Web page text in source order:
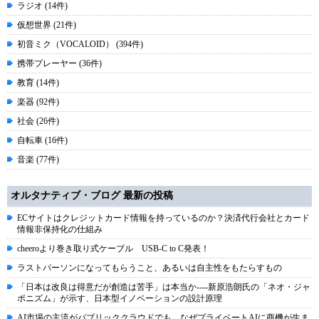
ラジオ (14件)
仮想世界 (21件)
初音ミク（VOCALOID） (394件)
携帯プレーヤー (36件)
教育 (14件)
楽器 (92件)
社会 (26件)
自転車 (16件)
音楽 (77件)
オルタナティブ・ブログ 最新の投稿
ECサイトはクレジットカード情報を持っているのか？決済代行会社とカード
情報非保持化の仕組み
cheeroより巻き取り式ケーブル USB-C to C発表！
ラストパーソンになってもらうこと、あるいは自主性をもたらすもの
「日本は改良は得意だが創造は苦手」は本当か----新原浩朗氏の「ネオ・ジャ
ポニズム」が示す、日本型イノベーションの設計原理